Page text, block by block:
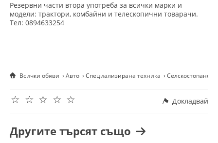
Резервни части втора употреба за всички марки и
модели: трактори, комбайни и телескопични товарачи.
Тел: 0894633254
Всички обяви Авто Специализирана техника Селскостопанска
☆
☆
☆
☆
☆ Докладвай
Другите търсят също